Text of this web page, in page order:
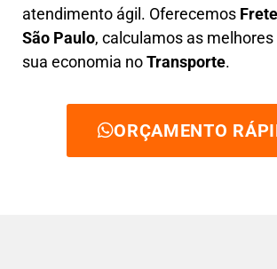
atendimento ágil . Oferecemos F
São Paulo, calculamos as
sua economia noTransporte.
ORÇAMENTO